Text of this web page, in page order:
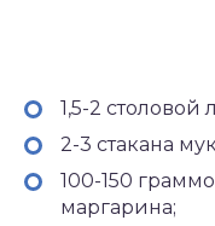
1,5-2
2-3 стакана
100-150
маргарина;